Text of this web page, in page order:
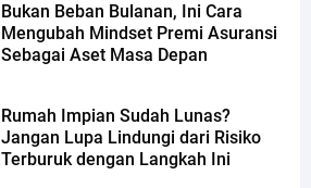
Bukan Beban Bulanan, Ini Cara
Mengubah Mindset Premi Asuransi
Sebagai Aset Masa Depan
Rumah Impian Sudah Lunas?
Jangan Lupa Lindungi dari Risiko
Terburuk dengan Langkah Ini